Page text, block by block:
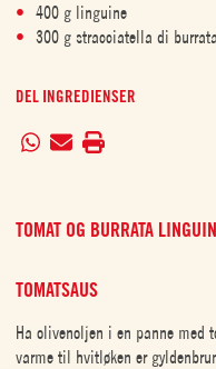
400 g linguine
300 g stracciatella di burrata
DEL INGREDIENSER
TOMAT OG BURRATA
TOMATSAUS
Ha olivenoljen i en panne med
varme til hvitløken er